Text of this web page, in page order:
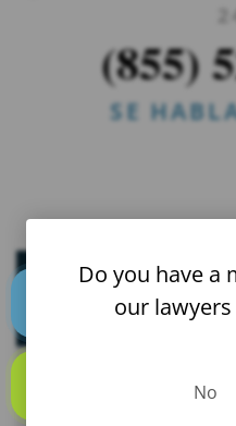
(855)
SE
Do you have a
our
No